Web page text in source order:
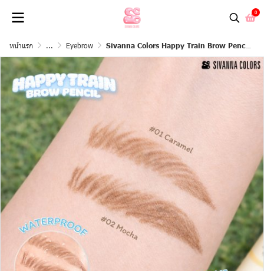
0
หน้าแรก ... Eyebrow Sivanna Colors Happy Train Brow Pencil : HF850